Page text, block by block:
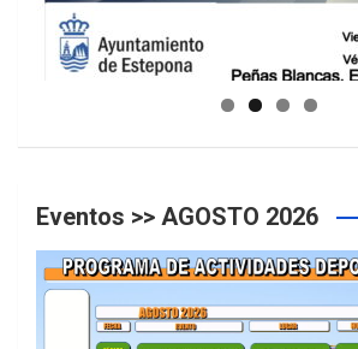
GUIA DE INSTALACIONES DEPORTIVAS
Eventos >> AGOSTO 2026